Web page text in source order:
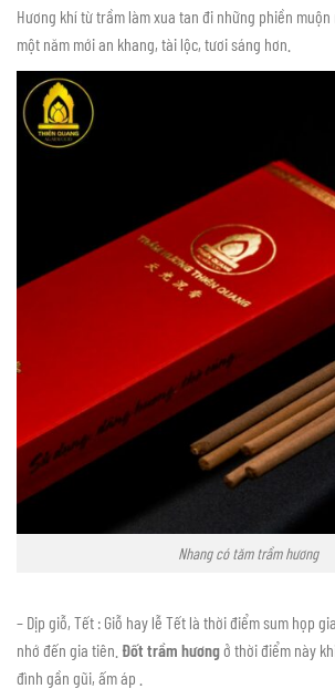
Hương khí từ trầm làm xua tan đi những phiền
một năm mới an khang, tài lộc, tươi sáng hơn.
Nhang có tăm trầm hương
– Dịp giỗ, Tết : Giỗ hay lễ Tết là thời điểm sum họp
nhớ đến gia tiên. Đốt trầm hươngở thời điểm này
đình gần gũi, ấm áp .